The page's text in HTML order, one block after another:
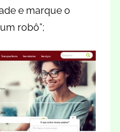
e marque o
robô”;